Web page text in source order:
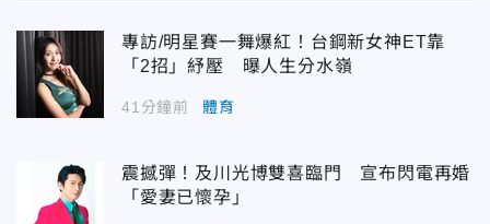
專訪/明星賽一舞爆紅！台鋼新女神ET靠
「2招」紓壓 曝人生分水嶺
41分鐘前 體育
震撼彈！及川光博雙喜臨門 宣布閃電再婚
「愛妻已懷孕」